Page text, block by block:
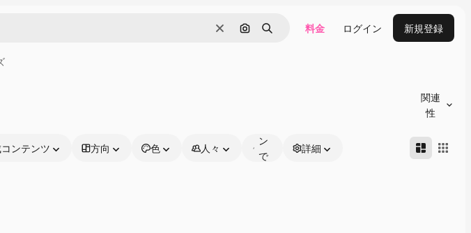
消去 画像で検索
検索 料金 ログイン 新規登録
関連
性
ンテンツ 方向 色 人々
ン
で
詳細